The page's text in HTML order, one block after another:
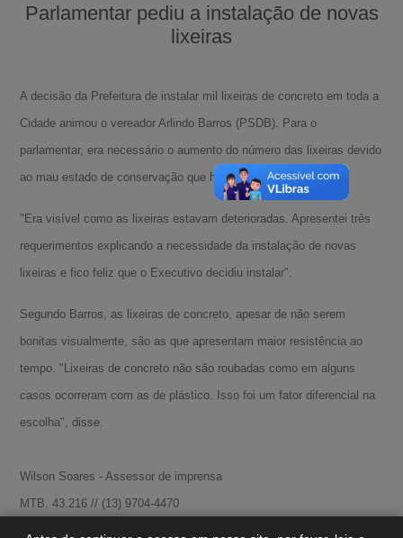
Parlamentar pediu a instalação de novas
lixeiras
A decisão da Prefeitura de instalar mil lixeiras de concreto em toda a
Cidade animou o vereador Arlindo Barros (PSDB). Para o
parlamentar, era necessário o aumento do número das lixeiras devido
ao mau estado de conservação que hoje se encontram.
"Era visível como as lixeiras estavam deterioradas. Apresentei três
requerimentos explicando a necessidade da instalação de novas
lixeiras e fico feliz que o Executivo decidiu instalar".
Segundo Barros, as lixeiras de concreto, apesar de não serem
bonitas visualmente, são as que apresentam maior resistência ao
tempo. "Lixeiras de concreto não são roubadas como em alguns
casos ocorreram com as de plástico. Isso foi um fator diferencial na
escolha", disse.
Wilson Soares - Assessor de imprensa
MTB. 43.216 // (13) 9704-4470
A-